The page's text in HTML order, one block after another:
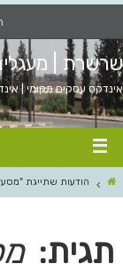
שרשרת |
אינדקס עסקים מקומי |
הודעות שתייגת
תגית: